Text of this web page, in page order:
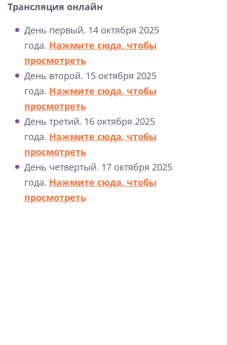
Трансляция онлайн
День первый. 14 октября 2025
года. Нажмите сюда, чтобы
просмотреть
День второй. 15 октября 2025
года. Нажмите сюда, чтобы
просмотреть
День третий. 16 октября 2025
года. Нажмите сюда, чтобы
просмотреть
День четвертый. 17 октября 2025
года. Нажмите сюда, чтобы
просмотреть